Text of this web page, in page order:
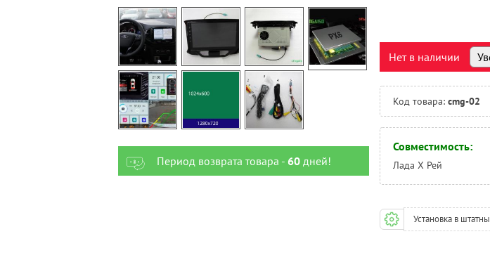
Период возврата товара - 60дней!
Нет в наличии
Код товара: cmg-02
Совместимость:
Лада Х Рей
Установка в